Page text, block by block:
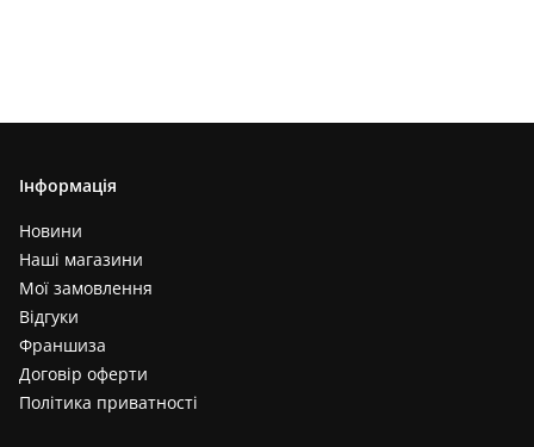
Інформація
Новини
Наші магазини
Мої замовлення
Відгуки
Франшиза
Договір оферти
Політика приватності